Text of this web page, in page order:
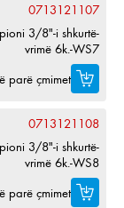
0713121107
3/8"-i shkurtë-
vrimë 6k.-WS7
parë çmimet
0713121108
3/8"-i shkurtë-
vrimë 6k.-WS8
parë çmimet